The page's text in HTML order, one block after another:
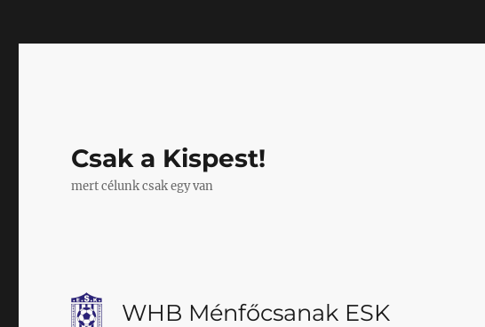
Csak a Kispest!
mert célunk csak egy van
WHB Ménfőcsanak ESK